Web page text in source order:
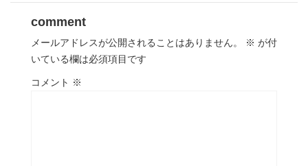
comment
メールアドレスが公開されることはありません。 ※ が付
いている欄は必須項目です
コメント ※